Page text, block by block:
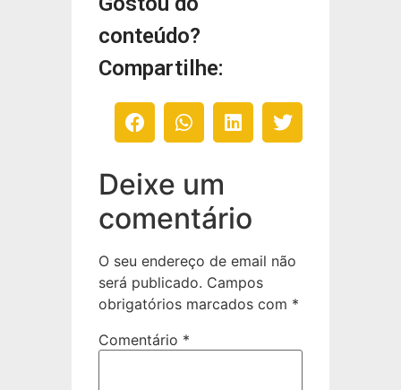
conteúdo?
Compartilhe:
Deixe um
comentário
O seu endereço de email não
será publicado. Campos
obrigatórios marcados com *
Comentário *